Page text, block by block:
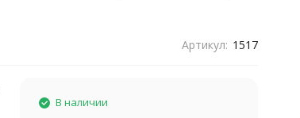
Артикул: 1517
В наличии